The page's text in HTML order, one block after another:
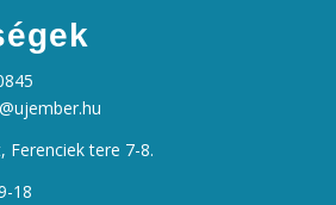
Ferenciek tere 7-8.
18